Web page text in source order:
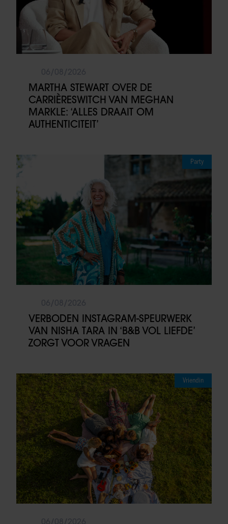
MARTHA STEWART OVER DE
CARRIÈRESWITCH VAN MEGHAN
MARKLE: ‘ALLES DRAAIT OM
AUTHENTICITEIT’
Party
VERBODEN INSTAGRAM-SPEURWERK
VAN NISHA TARA IN ‘B&B VOL LIEFDE’
ZORGT VOOR VRAGEN
Vriendin